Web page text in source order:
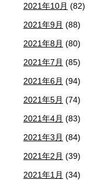
2021年10月 (82)
2021年9月 (88)
2021年8月 (80)
2021年7月 (85)
2021年6月 (94)
2021年5月 (74)
2021年4月 (83)
2021年3月 (84)
2021年2月 (39)
2021年1月 (34)